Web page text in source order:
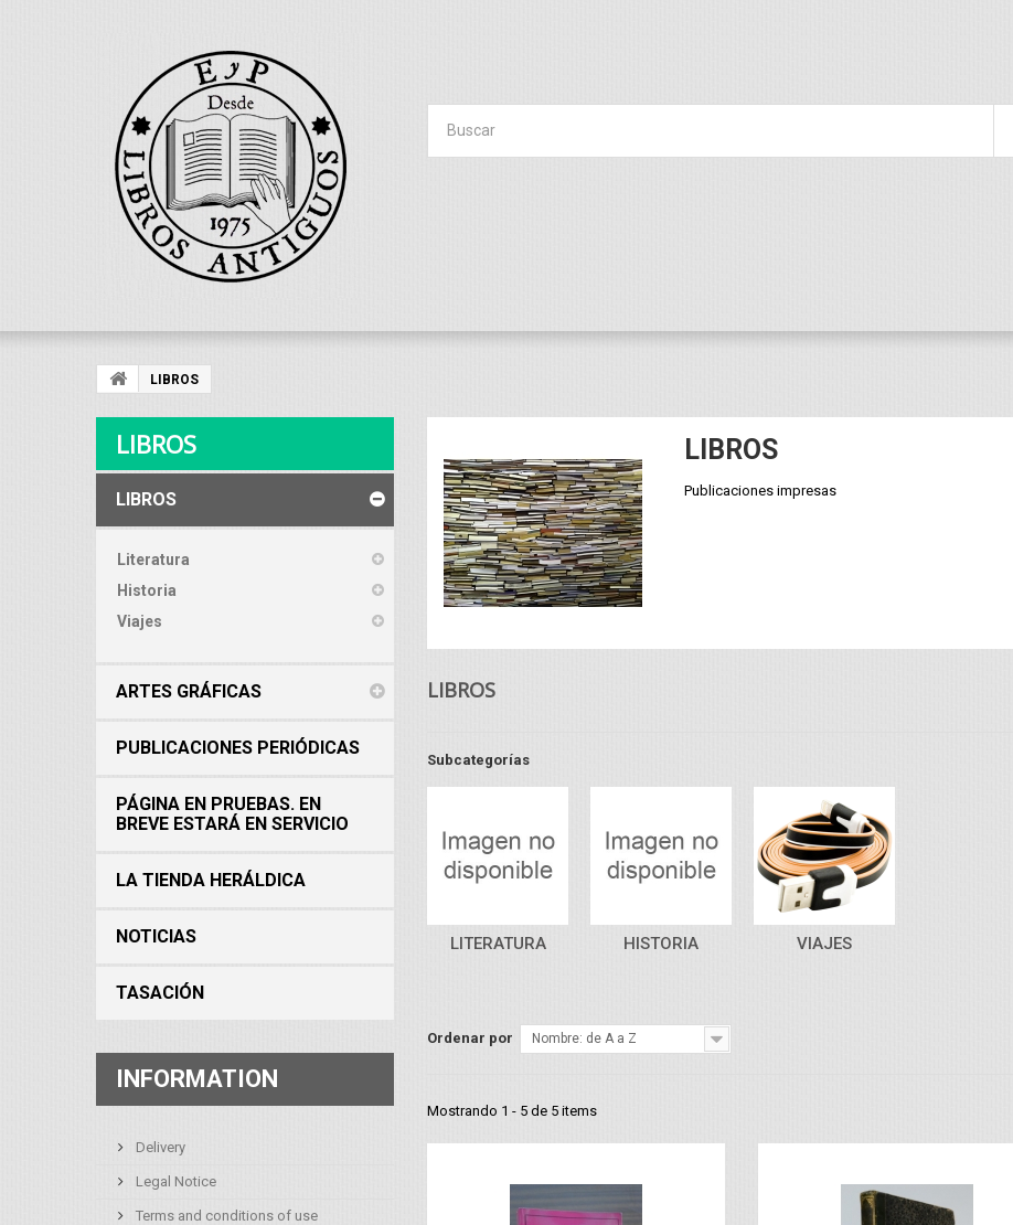
LIBROS
LIBROS
LIBROS
Literatura
Historia
Viajes
ARTES GRÁFICAS
PUBLICACIONES PERIÓDICAS
PÁGINA EN PRUEBAS. EN
BREVE ESTARÁ EN SERVICIO
LA TIENDA HERÁLDICA
NOTICIAS
TASACIÓN
INFORMATION
Delivery
Legal Notice
Terms and conditions of use
LIBROS
Publicaciones impresas
LIBROS
Subcategorías
LITERATURA HISTORIA VIAJES
Ordenar por Nombre: de A a Z
Mostrando 1 - 5 de 5 items